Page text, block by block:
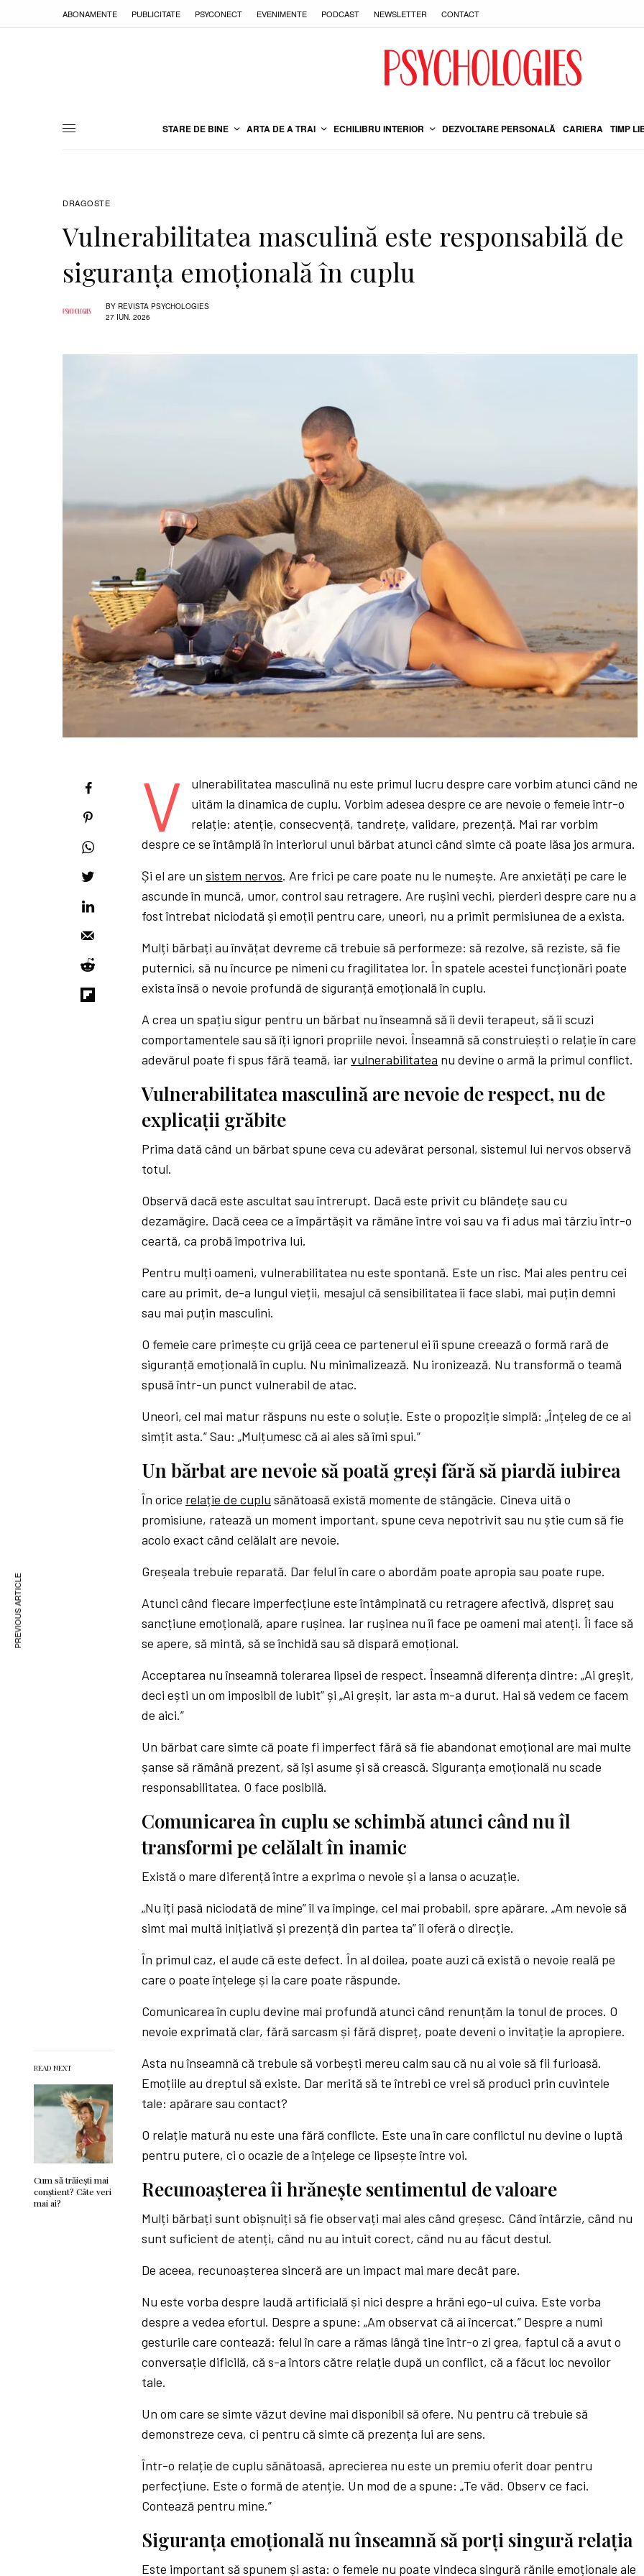
ABONAMENTE PUBLICITATE PSYCONECT EVENIMENTE PODCAST NEWSLETTER CONTACT
STARE DE BINE ARTA DE A TRAI ECHILIBRU INTERIOR DEZVOLTARE PERSONALĂ CARIERA TIMP
DRAGOSTE
Vulnerabilitatea masculină este responsabilă de
siguranța emoțională în cuplu
BY REVISTA PSYCHOLOGIES
27 IUN. 2026
READ NEXT
Cum să trăiești mai
conștient? Câte veri
mai ai?
V
ulnerabilitatea masculină nu este primul lucru despre care vorbim atunci când ne
uităm la dinamica de cuplu. Vorbim adesea despre ce are nevoie o femeie într-o
relație: atenție, consecvență, tandrețe, validare, prezență. Mai rar vorbim
despre ce se întâmplă în interiorul unui bărbat atunci când simte că poate lăsa jos armura.
Și el are unsistem nervos. Are frici pe care poate nu le numește. Are anxietăți pe care le
ascunde în muncă, umor, control sau retragere. Are rușini vechi, pierderi despre care nu a
fost întrebat niciodată și emoții pentru care, uneori, nu a primit permisiunea de a exista.
Mulți bărbați au învățat devreme că trebuie să performeze: să rezolve, să reziste, să fie
puternici, să nu încurce pe nimeni cu fragilitatea lor. În spatele acestei funcționări poate
exista însă o nevoie profundă de siguranță emoțională în cuplu.
A crea un spațiu sigur pentru un bărbat nu înseamnă să îi devii terapeut, să îi scuzi
comportamentele sau să îți ignori propriile nevoi. Înseamnă să construiești o relație în care
adevărul poate fi spus fără teamă, iarvulnerabilitatea nu devine o armă la primul conflict.
Vulnerabilitatea masculină are nevoie de respect, nu de
explicații grăbite
Prima dată când un bărbat spune ceva cu adevărat personal, sistemul lui nervos observă
totul.
Observă dacă este ascultat sau întrerupt. Dacă este privit cu blândețe sau cu
dezamăgire. Dacă ceea ce a împărtășit va rămâne între voi sau va fi adus mai târziu într-o
ceartă, ca probă împotriva lui.
Pentru mulți oameni, vulnerabilitatea nu este spontană. Este un risc. Mai ales pentru cei
care au primit, de-a lungul vieții, mesajul că sensibilitatea îi face slabi, mai puțin demni
sau mai puțin masculini.
O femeie care primește cu grijă ceea ce partenerul ei îi spune creează o formă rară de
siguranță emoțională în cuplu. Nu minimalizează. Nu ironizează. Nu transformă o teamă
spusă într-un punct vulnerabil de atac.
Uneori, cel mai matur răspuns nu este o soluție. Este o propoziție simplă: „Înțeleg de ce ai
simțit asta.” Sau: „Mulțumesc că ai ales să îmi spui.”
Un bărbat are nevoie să poată greși fără să piardă iubirea
În orice relație de cuplu sănătoasă există momente de stângăcie. Cineva uită o
promisiune, ratează un moment important, spune ceva nepotrivit sau nu știe cum să fie
acolo exact când celălalt are nevoie.
Greșeala trebuie reparată. Dar felul în care o abordăm poate apropia sau poate rupe.
Atunci când fiecare imperfecțiune este întâmpinată cu retragere afectivă, dispreț sau
sancțiune emoțională, apare rușinea. Iar rușinea nu îi face pe oameni mai atenți. Îi face să
se apere, să mintă, să se închidă sau să dispară emoțional.
Acceptarea nu înseamnă tolerarea lipsei de respect. Înseamnă diferența dintre: „Ai greșit,
deci ești un om imposibil de iubit” și „Ai greșit, iar asta m-a durut. Hai să vedem ce facem
de aici.”
Un bărbat care simte că poate fi imperfect fără să fie abandonat emoțional are mai multe
șanse să rămână prezent, să își asume și să crească. Siguranța emoțională nu scade
responsabilitatea. O face posibilă.
Comunicarea în cuplu se schimbă atunci când nu îl
transformi pe celălalt în inamic
Există o mare diferență între a exprima o nevoie și a lansa o acuzație.
„Nu îți pasă niciodată de mine” îl va împinge, cel mai probabil, spre apărare. „Am nevoie să
simt mai multă inițiativă și prezență din partea ta” îi oferă o direcție.
În primul caz, el aude că este defect. În al doilea, poate auzi că există o nevoie reală pe
care o poate înțelege și la care poate răspunde.
Comunicarea în cuplu devine mai profundă atunci când renunțăm la tonul de proces. O
nevoie exprimată clar, fără sarcasm și fără dispreț, poate deveni o invitație la apropiere.
Asta nu înseamnă că trebuie să vorbești mereu calm sau că nu ai voie să fii furioasă.
Emoțiile au dreptul să existe. Dar merită să te întrebi ce vrei să produci prin cuvintele
tale: apărare sau contact?
O relație matură nu este una fără conflicte. Este una în care conflictul nu devine o luptă
pentru putere, ci o ocazie de a înțelege ce lipsește între voi.
Recunoașterea îi hrănește sentimentul de valoare
Mulți bărbați sunt obișnuiți să fie observați mai ales când greșesc. Când întârzie, când nu
sunt suficient de atenți, când nu au intuit corect, când nu au făcut destul.
De aceea, recunoașterea sinceră are un impact mai mare decât pare.
Nu este vorba despre laudă artificială și nici despre a hrăni ego-ul cuiva. Este vorba
despre a vedea efortul. Despre a spune: „Am observat că ai încercat.” Despre a numi
gesturile care contează: felul în care a rămas lângă tine într-o zi grea, faptul că a avut o
conversație dificilă, că s-a întors către relație după un conflict, că a făcut loc nevoilor
tale.
Un om care se simte văzut devine mai disponibil să ofere. Nu pentru că trebuie să
demonstreze ceva, ci pentru că simte că prezența lui are sens.
Într-o relație de cuplu sănătoasă, aprecierea nu este un premiu oferit doar pentru
perfecțiune. Este o formă de atenție. Un mod de a spune: „Te văd. Observ ce faci.
Contează pentru mine.”
Siguranța emoțională nu înseamnă să porți singură relația
Este important să spunem și asta: o femeie nu poate vindeca singură rănile emoționale ale
PREVIOUS ARTICLE